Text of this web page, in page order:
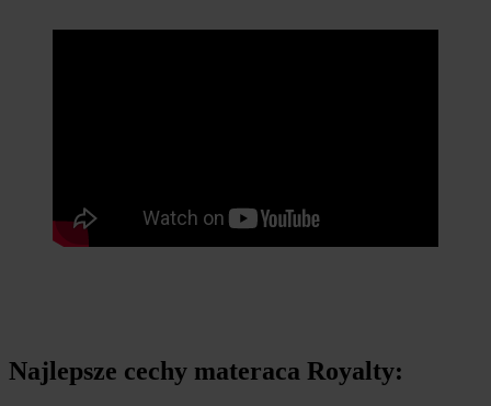
Najlepsze cechy materaca Royalty: